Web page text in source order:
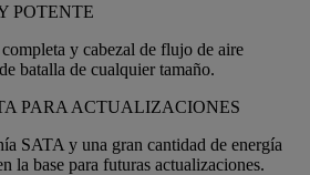
POTENTE
y cabezal de flujo de aire
batalla de cualquier tamaño.
PARA ACTUALIZACIONES
SATA y una gran cantidad de energía
la base para futuras actualizaciones.